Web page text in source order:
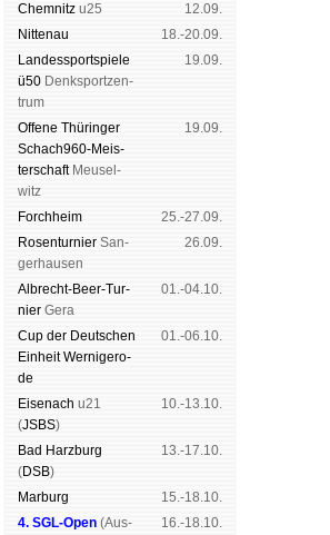
Chem­nitz u25
12.09.
Nitte­nau
18.-20.09.
Landes­sport­spiele
ü50 Denk­sport­zen­
trum
19.09.
Offene Thü­rin­ger
Schach960-Meis­
ter­schaftMeu­sel­
witz
19.09.
Forch­heim
25.-27.09.
Rosen­tur­nier San­
ger­hau­sen
26.09.
Albrecht-Beer-Tur­
nier Ge­ra
01.-04.10.
Cup der Deut­schen
Ein­heit Wer­ni­ge­ro­
de
01.-06.10.
Eise­nach u21
(JSBS)
10.-13.10.
Bad Harz­burg
(DSB)
13.-17.10.
Mar­burg
15.-18.10.
4. SGL-Open (Aus­
16.-18.10.